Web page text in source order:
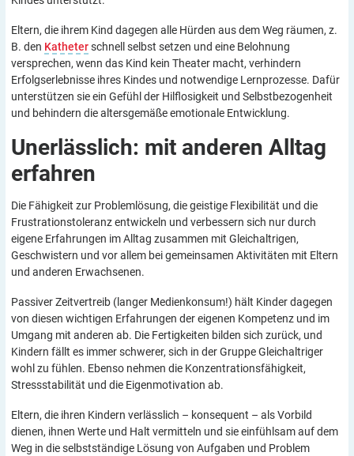
Eltern, die ihrem Kind dagegen alle Hürden aus dem Weg räumen, z.
B. den Katheterschnell selbst setzen und eine Belohnung
versprechen, wenn das Kind kein Theater macht, verhindern
Erfolgserlebnisse ihres Kindes und notwendige Lernprozesse. Dafür
unterstützen sie ein Gefühl der Hilflosigkeit und Selbstbezogenheit
und behindern die altersgemäße emotionale Entwicklung.
Unerlässlich: mit anderen Alltag
erfahren
Die Fähigkeit zur Problemlösung, die geistige Flexibilität und die
Frustrationstoleranz entwickeln und verbessern sich nur durch
eigene Erfahrungen im Alltag zusammen mit Gleichaltrigen,
Geschwistern und vor allem bei gemeinsamen Aktivitäten mit Eltern
und anderen Erwachsenen.
Passiver Zeitvertreib (langer Medienkonsum!) hält Kinder dagegen
von diesen wichtigen Erfahrungen der eigenen Kompetenz und im
Umgang mit anderen ab. Die Fertigkeiten bilden sich zurück, und
Kindern fällt es immer schwerer, sich in der Gruppe Gleichaltriger
wohl zu fühlen. Ebenso nehmen die Konzentrationsfähigkeit,
Stressstabilität und die Eigenmotivation ab.
Eltern, die ihren Kindern verlässlich – konsequent – als Vorbild
dienen, ihnen Werte und Halt vermitteln und sie einfühlsam auf dem
Weg in die selbstständige Lösung von Aufgaben und Problem